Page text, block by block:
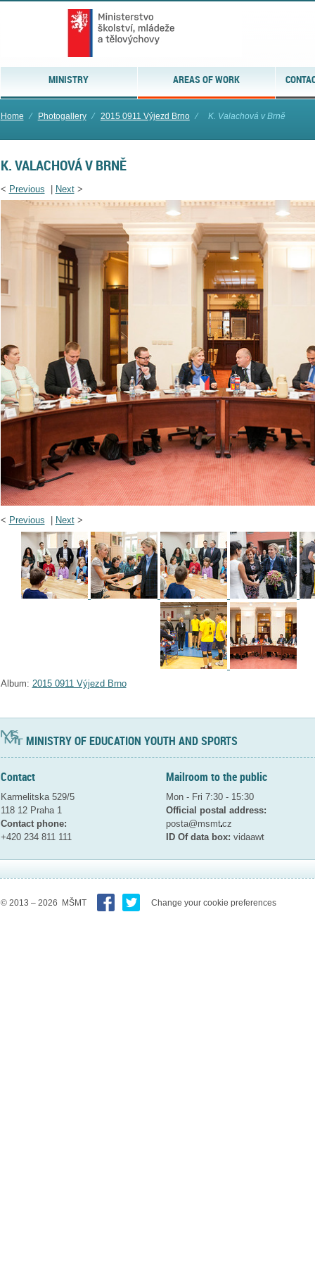
MINISTRY AREAS OF WORK
Home ⁄ Photogallery ⁄ 2015 0911 Výjezd Brno ⁄ K. Valachová v Brně
K. VALACHOVÁ V BRNĚ
< Previous Next>
< Previous Next>
Album: 2015 0911 Výjezd Brno
MINISTRY OF EDUCATION YOUTH AND SPORTS
Contact
Karmelitska 529/5
118 12 Praha 1
Contact phone:
+420 234 811 111
Mailroom to the public
Mon - Fri 7:30 - 15:30
Official postal address:
posta@msmtcz
ID Of data box: vidaawt
© 2013 – 2026 MŠMT Change your cookie preferences